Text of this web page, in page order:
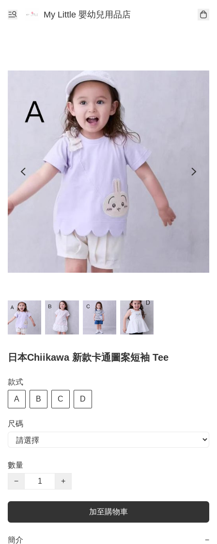
My Little 嬰幼兒用品店
日本Chiikawa 新款卡通圖案短袖 Tee
款式
A B C D
尺碼
數量
−
+
加至購物車
簡介 −